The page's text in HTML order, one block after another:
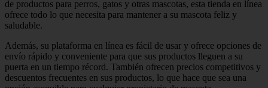
de productos para perros, gatos y otras mascotas, esta tienda en línea
ofrece todo lo que necesita para mantener a su mascota feliz y
saludable.
Además, su plataforma en línea es fácil de usar y ofrece opciones de
envío rápido y conveniente para que sus productos lleguen a su
puerta en un tiempo récord. También ofrecen precios competitivos y
descuentos frecuentes en sus productos, lo que hace que sea una